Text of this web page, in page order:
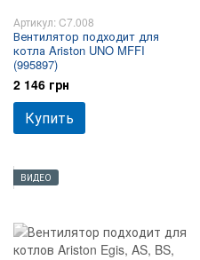
Артикул: C7.008
Вентилятор подходит для
котла Ariston UNO MFFI
(995897)
2 146 грн
Купить
ВИДЕО